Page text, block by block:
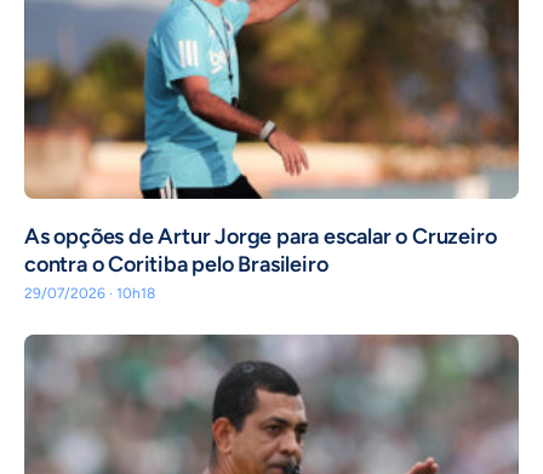
As opções de Artur Jorge para escalar o Cruzeiro
contra o Coritiba pelo Brasileiro
29/07/2026 · 10h18